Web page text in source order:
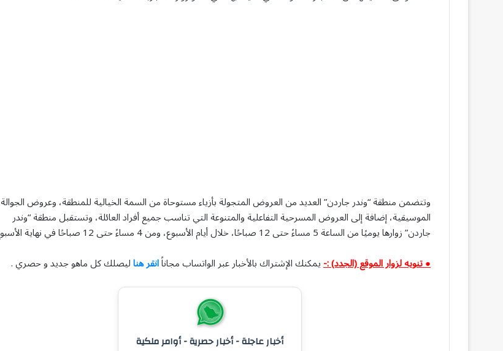
وتتضمن منطقة “وندر جاردن” العديد من العروض المتجولة بأزياء مستوحاة من السمة الخيالية للمنطقة، وعروض الجوالة
الموسيقية، إضافة إلى العروض المسرحية التفاعلية والمتنوعة التي تناسب جميع أفراد العائلة، وتستقبل منطقة “وندر
جاردن” زوارها يوميًا من الساعة 5 مساءً حتى 12 صباحًا، خلال أيام الأسبوع، ومن 4 مساءً حتى 12 صباحًا في نهاية الأسبوع.
● تنويه لزوار الموقع (الجدد) :-يمكنك الإشتراك بالأخبار عبر الواتساب مجاناًانقر هناليصلك كل ماهو جديد و حصري .
أخبار عاجلة - أخبار حصرية - أوامر ملكية